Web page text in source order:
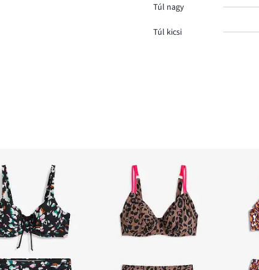
Túl nagy
Túl kicsi